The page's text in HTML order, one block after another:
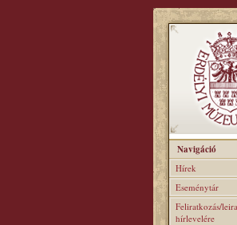
Navigáció
Hírek
Eseménytár
Feliratkozás/
hírlevelére